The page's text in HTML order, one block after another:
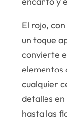
El rojo,
un toque
convierte
elementos
cualquier
detalles en
hasta las